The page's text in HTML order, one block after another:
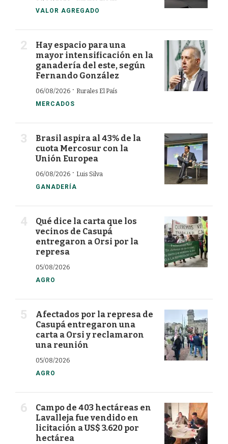
VALOR AGREGADO
Hay espacio para una
mayor intensificación en la
ganadería del este, según
Fernando González
06/08/2026 · Rurales El País
MERCADOS
Brasil aspira al 43% de la
cuota Mercosur con la
Unión Europea
06/08/2026 · Luis Silva
GANADERÍA
Qué dice la carta que los
vecinos de Casupá
entregaron a Orsi por la
represa
05/08/2026
AGRO
Afectados por la represa de
Casupá entregaron una
carta a Orsi y reclamaron
una reunión
05/08/2026
AGRO
Campo de 403 hectáreas en
Lavalleja fue vendido en
licitación a US$ 3.620 por
hectárea